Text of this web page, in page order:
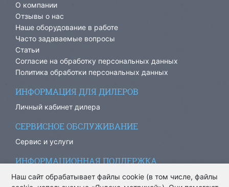
О компании
Отзывы о нас
Наше оборудование в работе
Часто задаваемые вопросы
Статьи
Согласие на обработку персональных данных
Политика обработки персональных данных
ИНФОРМАЦИЯ ДЛЯ ДИЛЕРОВ
Личный кабинет дилера
СЕРВИСНОЕ ОБСЛУЖИВАНИЕ
Сервис и услуги
ИНФОРМАЦИОННАЯ ПОДДЕРЖКА
info@ariacom.ru
Наш сайт обрабатывает файлы cookie (в том числе, файлы